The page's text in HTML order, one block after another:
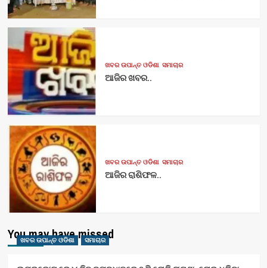
ଖବର ଉପାନ୍ତ ଓଡିଶା ସମାଚାର
ଆଜିର ଖବର..
ଖବର ଉପାନ୍ତ ଓଡିଶା ସମାଚାର
ଆଜିର ରାଶିଫଳ..
You may have missed
ଖବର ଉପାନ୍ତ ଓଡିଶା ସମାଚାର